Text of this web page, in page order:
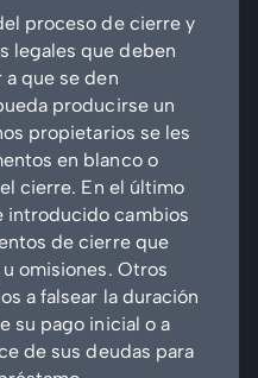
proceso de cierre y
legales que deben
que se den
producirse un
propietarios se les
en blanco o
cierre. En el último
introducido cambios
de cierre que
omisiones. Otros
a falsear la duración
su pago inicial o a
de sus deudas para